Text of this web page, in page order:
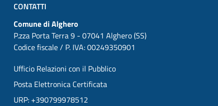
CONTATTI
Comune di Alghero
P.zza Porta Terra 9 - 07041 Alghero (SS)
Codice fiscale / P. IVA: 00249350901
Ufficio Relazioni con il Pubblico
Posta Elettronica Certificata
URP: +390799978512